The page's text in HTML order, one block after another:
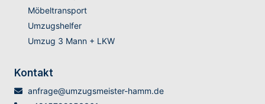
Möbeltransport
Umzugshelfer
Umzug 3 Mann + LKW
Kontakt
anfrage@umzugsmeister-hamm.de